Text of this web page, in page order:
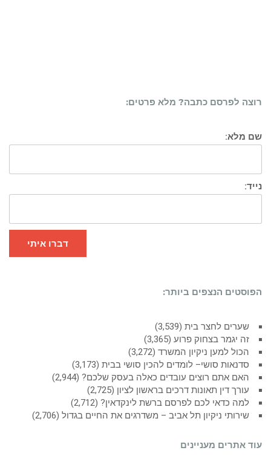
רוצה לפרסם כתבה? מלא פרטים:
שם מלא:
נייד:
דברו איתי
הפוסטים הנצפים ביותר:
שערים לחצר בית (3,539)
זה יגמר בצחוק פרוע (3,365)
הכול למען ניקיון המשרד (3,272)
סדנאות סושי– לומדים להכין סושי בבית (3,173)
האם אתם רוצים עובדים כאלה בעסק שלכם? (2,944)
עורך דין תאונות דרכים בראשון לציון (2,725)
למה כדאי לכם לפרסם ברשת לינקדאין? (2,712)
שירותי ניקיון תל אביב – משדרגים את החיים בגדול (2,706)
עוד אתרים מעניינים